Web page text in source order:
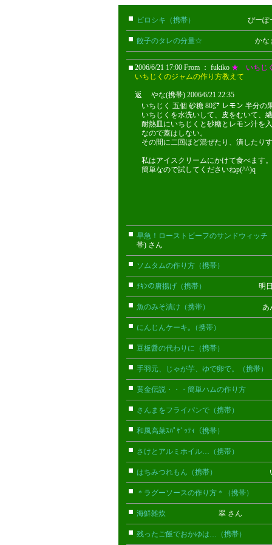
ピロシキ（携帯） ぴーぽー(携
餃子のタレの分量☆ かなまる
2006/6/21 17:00 From ： fukiko ★ いちじ
いちじくのジャムの作り方教えて
返 やな(携帯) 2006/6/21 22:35
いちじく 五個 砂糖 80㌘ レモン 半分の
いちじくを水洗いして、皮をむいて、
耐熱皿にいちじくと砂糖とレモン汁を
なので蓋はしない。
その間に二回ほど混ぜたり、潰したり
私はアイスクリームにかけて食べます。
簡単なので試してくださいねp(^^)q
早急！ローストビーフのサンドウィッチ
帯) さん
ソムタムの作り方（携帯）
ﾁｷﾝの唐揚げ（携帯） 明日の(携
魚のみそ漬け（携帯） あん(携
にんじんケーキ｡（携帯）
豆板醤の代わりに（携帯）
手羽元、じゃが芋、ゆで卵で。（携帯）
黄金伝説・・・簡単ハムの作り方
さんまをフライパンで（携帯）
和風高菜ｽﾊﾟｹﾞｯﾃｨ（携帯）
さけとアルミホイル…（携帯）
はちみつれもん（携帯） いおり(
＊ラグーソースの作り方＊（携帯）
海鮮雑炊 翠 さん
残ったご飯でおかゆは…（携帯）